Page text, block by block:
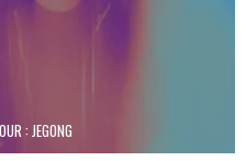
: JEGONG